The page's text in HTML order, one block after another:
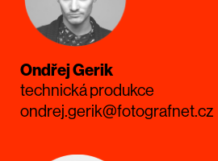
Ondřej Gerik
technická produkce
ondrej.gerik@fotografnet.cz